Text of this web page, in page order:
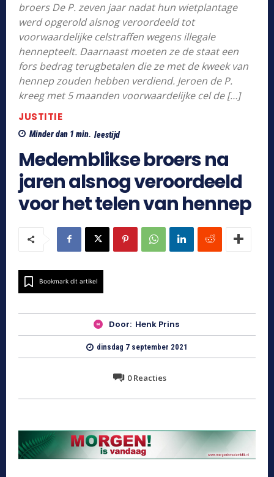
broers De P. zeven jaar nadat hun wietplantage
werd opgerold alsnog veroordeeld tot
voorwaardelijke celstraffen wegens illegale
hennepteelt. Daarnaast moeten ze de staat een
fors bedrag terugbetalen die ze met de kweek van
hennep zouden hebben verdiend. Jeroen de P.
kreeg met 5 maanden voorwaardelijke cel de […]
JUSTITIE
Minder dan 1 min. leestijd
Medemblikse broers na
jaren alsnog veroordeeld
voor het telen van hennep
Bookmark dit artikel
Door: Henk Prins
dinsdag 7 september 2021
0Reacties